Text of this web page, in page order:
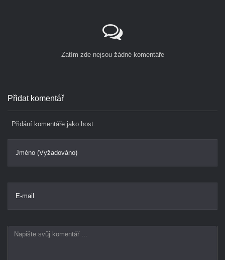
Zatím zde nejsou žádné komentáře
Přidat komentář
Přidání komentáře jako host.
Jméno (Vyžadováno)
E-mail